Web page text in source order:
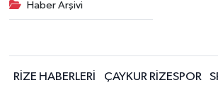
Haber Arşivi
RİZE HABERLERİ ÇAYKUR RİZESPOR